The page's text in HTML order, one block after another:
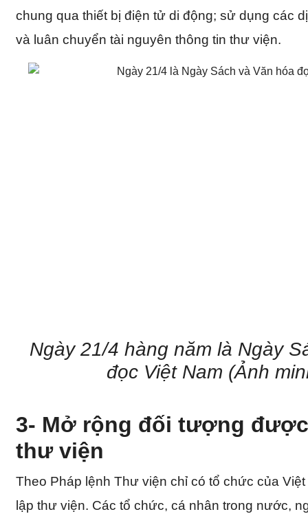
chung qua thiết bị điện tử di động; sử dụng các
và luân chuyển tài nguyên thông tin thư viện.
Ngày 21/4 hàng năm là Ngày
đọc Việt Nam (Ảnh
3- Mở rộng đối tượng
thư viện
Theo Pháp lệnh Thư viện chỉ có tổ chức của
lập thư viện. Các tổ chức, cá nhân trong nước,